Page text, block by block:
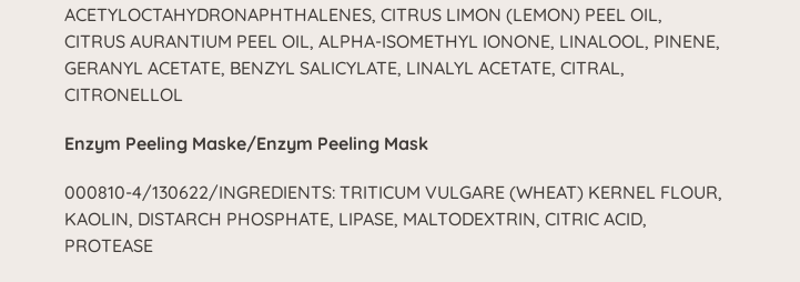
ACETYLOCTAHYDRONAPHTHALENES, CITRUS LIMON (LEMON) PEEL OIL,
CITRUS AURANTIUM PEEL OIL, ALPHA-ISOMETHYL IONONE, LINALOOL, PINENE,
GERANYL ACETATE, BENZYL SALICYLATE, LINALYL ACETATE, CITRAL,
CITRONELLOL
Enzym Peeling Maske/Enzym Peeling Mask
000810-4/130622/INGREDIENTS: TRITICUM VULGARE (WHEAT) KERNEL FLOUR,
KAOLIN, DISTARCH PHOSPHATE, LIPASE, MALTODEXTRIN, CITRIC ACID,
PROTEASE